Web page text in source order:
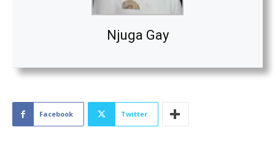
Njuga Gay
Facebook Twitter